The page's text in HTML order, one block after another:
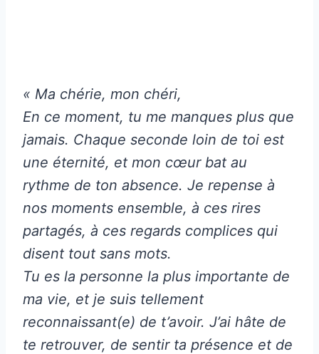
« Ma chérie, mon chéri,
En ce moment, tu me manques plus que
jamais. Chaque seconde loin de toi est
une éternité, et mon cœur bat au
rythme de ton absence. Je repense à
nos moments ensemble, à ces rires
partagés, à ces regards complices qui
disent tout sans mots.
Tu es la personne la plus importante de
ma vie, et je suis tellement
reconnaissant(e) de t’avoir. J’ai hâte de
te retrouver, de sentir ta présence et de